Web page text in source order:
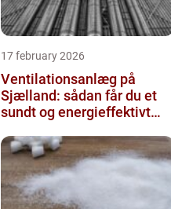
17 february 2026
Ventilationsanlæg på
Sjælland: sådan får du et
sundt og energieffektivt